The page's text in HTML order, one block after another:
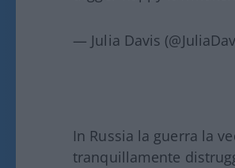
— Julia Davis
In Russia la guerra la
tranquillamente